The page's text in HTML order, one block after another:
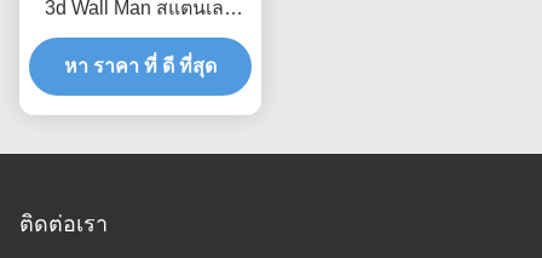
3d Wall Man สแตนเลส
ศิลปะประติมากรรม Matt
Finish
หา ราคา ที่ ดี ที่สุด
ติดต่อเรา